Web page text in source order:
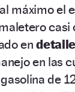
máximo el
casi
en
en las
de